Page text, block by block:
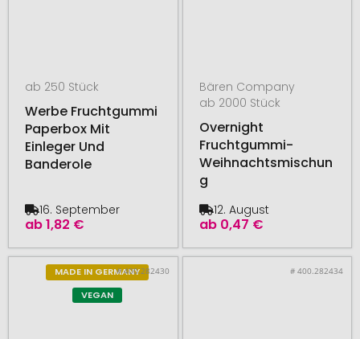
ab 250 Stück
Werbe Fruchtgummi
Paperbox Mit
Einleger Und
Banderole
ab1,82 €
16. September
Bären Company
ab 2000 Stück
Overnight
Fruchtgummi-
Weihnachtsmischun
g
ab 0,47 €
12. August
MADE IN GERMANY
VEGAN
# 400.282430 # 400.282434